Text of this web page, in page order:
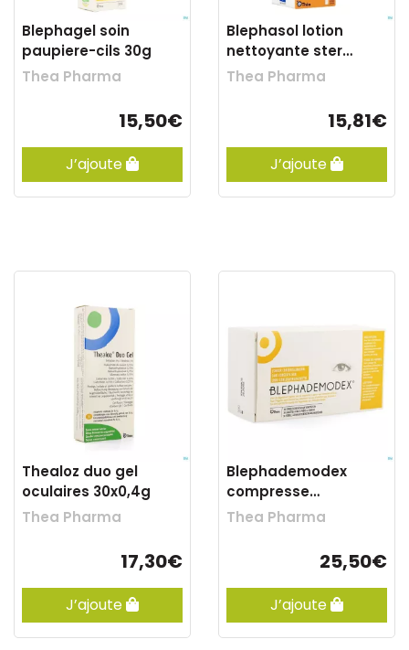
Blephagel soin
paupiere-cils 30g
Thea Pharma
15,50€
J’ajoute
Blephasol lotion
nettoyante ster
paupieres 100ml
Thea Pharma
15,81€
J’ajoute
Thealoz duo gel
oculaires 30x0,4g
Thea Pharma
17,30€
J’ajoute
Blephademodex
compresse
nettoyante yeux 30
Thea Pharma
25,50€
J’ajoute